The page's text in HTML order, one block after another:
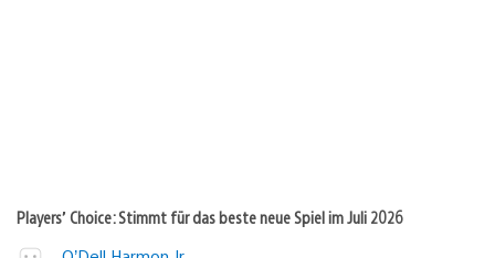
Players’ Choice: Stimmt für das beste neue Spiel im Juli 2026